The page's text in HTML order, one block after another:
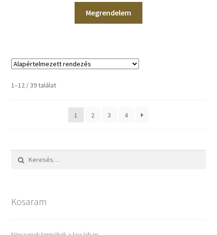
Megrendelem
1–12 / 39 találat
1 2 3 4
Keresés:
Kosaram